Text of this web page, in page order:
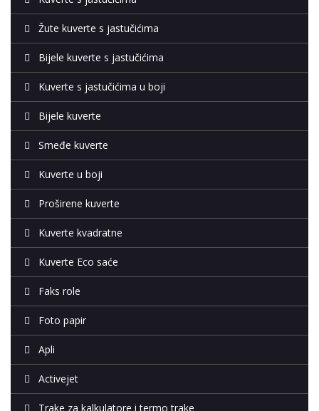
Žute kuverte s jastučićima
Bijele kuverte s jastučićima
Kuverte s jastučićima u boji
Bijele kuverte
Smeđe kuverte
Kuverte u boji
Proširene kuverte
Kuverte kvadratne
Kuverte Eco saće
Faks role
Foto papir
Apli
Activejet
Trake za kalkulatore i termo trake